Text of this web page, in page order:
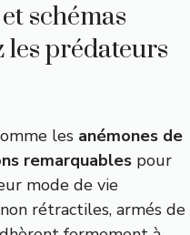
schémas
les prédateurs
les anémones de
remarquables pour
mode de vie
rétractiles, armés de